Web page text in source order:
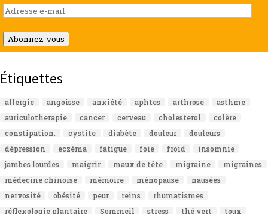
Adresse
e-
mail
Abonnez-vous
Étiquettes
allergie angoisse anxiété aphtes arthrose
asthme
auriculotherapie
cancer cerveau cholesterol
colère
constipation.
cystite diabète douleur
douleurs
dépression
eczéma fatigue foie froid
insomnie
jambes lourdes
maigrir maux de tête migraine
migraines
médecine chinoise
mémoire ménopause
nausées
nervosité
obésité peur reins
rhumatismes
réflexologie plantaire
Sommeil stress thé vert
toux